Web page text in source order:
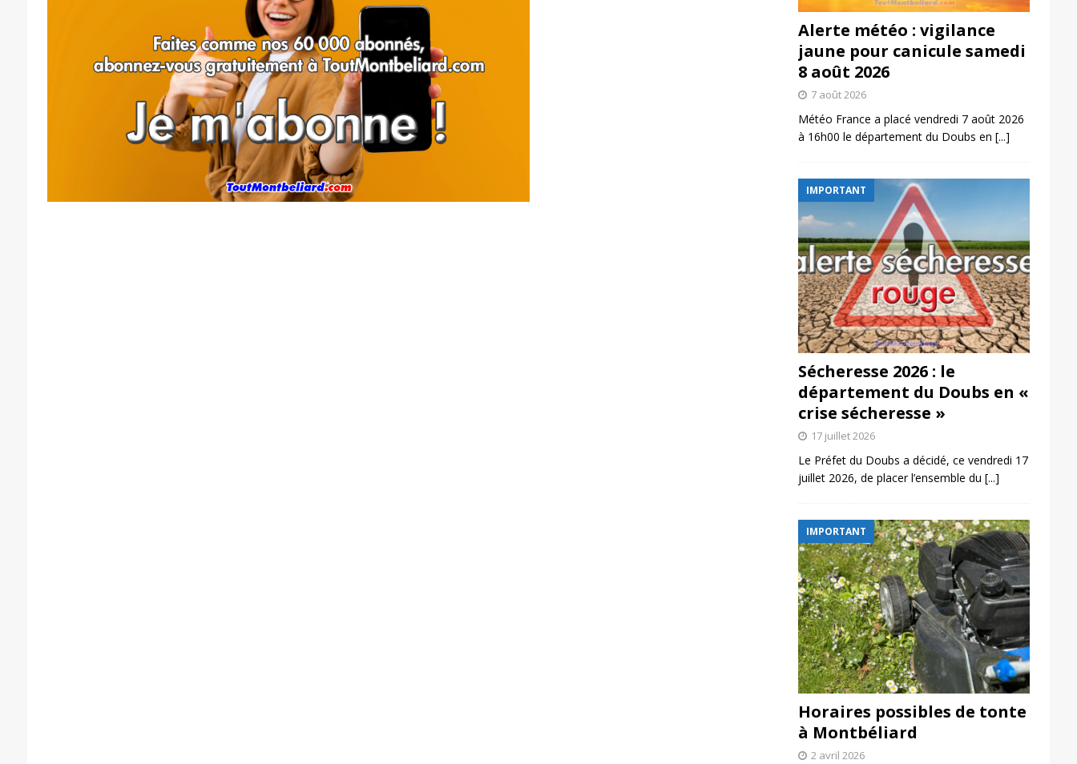
Alerte météo : vigilance
jaune pour canicule samedi
8 août 2026
7 août 2026
Météo France a placé vendredi 7 août 2026
à 16h00 le département du Doubs en [...]
IMPORTANT
Sécheresse 2026 : le
département du Doubs en «
crise sécheresse »
17 juillet 2026
Le Préfet du Doubs a décidé, ce vendredi 17
juillet 2026, de placer l’ensemble du [...]
IMPORTANT
Horaires possibles de tonte
à Montbéliard
2 avril 2026